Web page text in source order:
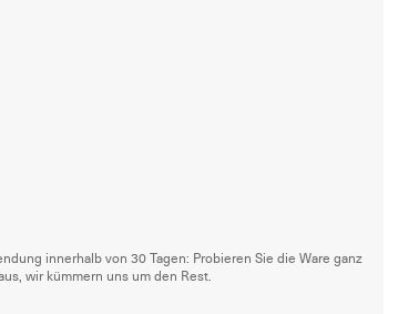
innerhalb von 30 Tagen: Probieren Sie die Ware ganz
wir kümmern uns um den Rest.